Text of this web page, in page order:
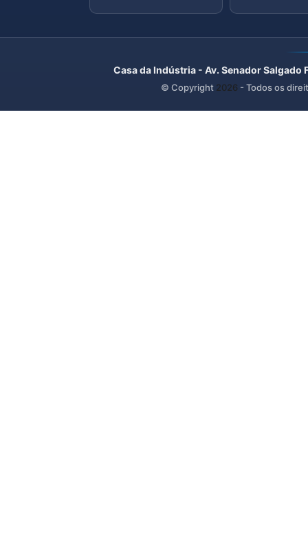
Casa da Indústria - Av. Senador
© Copyright 2026 - Todos os